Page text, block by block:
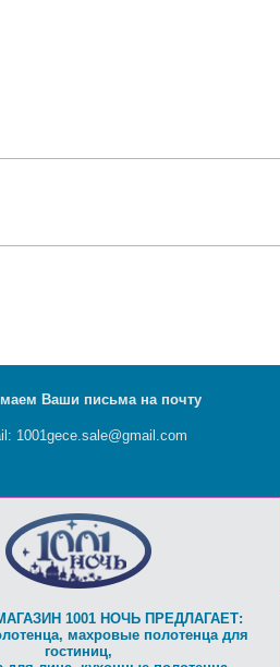
Ваши письма на почту
1001gece.sale@gmail.com
1001 НОЧЬ ПРЕДЛАГАЕТ:
, махровые полотенца для
гостиниц,